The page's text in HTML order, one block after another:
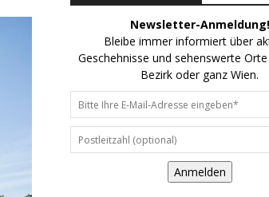
Newsletter-Anmeldung!
Bleibe immer informiert über
Geschehnisse und sehenswerte
Bezirk oder ganz Wien.
Anmelden